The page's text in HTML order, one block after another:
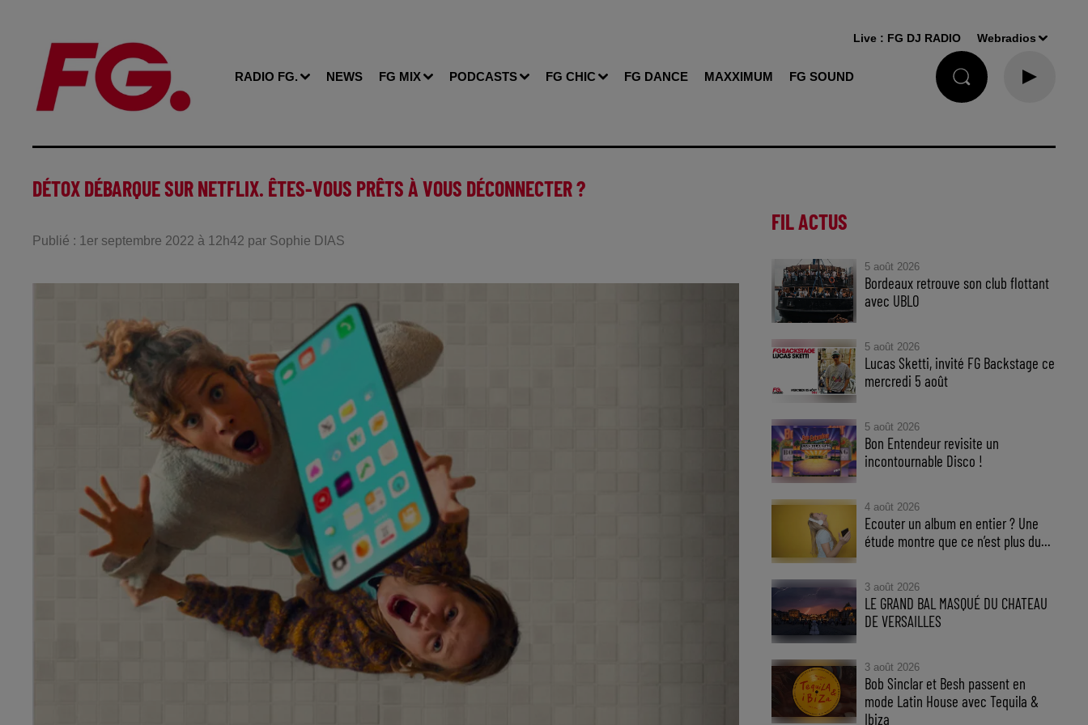
RADIO FG. NEWS FG MIX PODCASTS FG CHIC FG DANCE MAXXIMUM FG SOUND
Live : FG DJ RADIO Webradios
DÉTOX DÉBARQUE SUR NETFLIX. ÊTES-VOUS PRÊTS À VOUS DÉCONNECTER ?
Publié : 1er septembre 2022 à 12h42 par Sophie DIAS
FIL ACTUS
5 août 2026
Bordeaux retrouve son club flottant
avec UBLO
5 août 2026
Lucas Sketti, invité FG Backstage ce
mercredi 5 août
5 août 2026
Bon Entendeur revisite un
incontournable Disco !
4 août 2026
Ecouter un album en entier ? Une
étude montre que ce n’est plus du...
3 août 2026
LE GRAND BAL MASQUÉ DU CHATEAU
DE VERSAILLES
3 août 2026
Bob Sinclar et Besh passent en
mode Latin House avec Tequila &
Ibiza